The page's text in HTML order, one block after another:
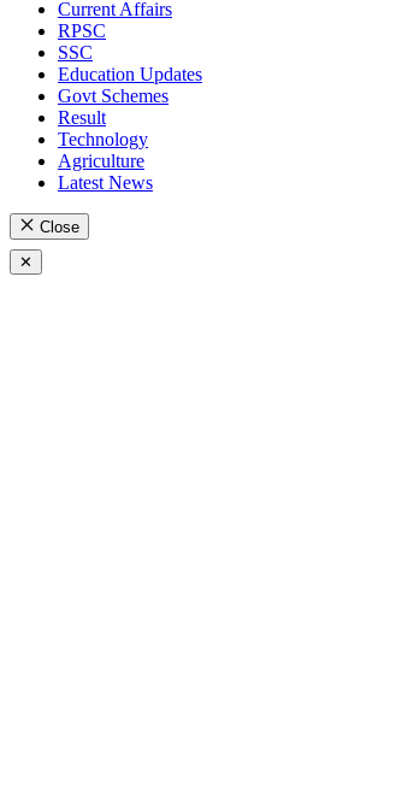
Current Affairs
RPSC
SSC
Education Updates
Govt Schemes
Result
Technology
Agriculture
Latest News
Close
✕